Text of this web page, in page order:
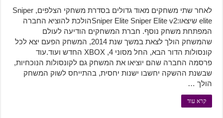
לאחר שתי משחקים מאוד גדולים בסדרת משחקי הצלפים, Sniper
elite שיצאו:Sniper Elite Sniper Elite v2הולכת להוציא החברה
המפתחת משחק נוסף. חברת המשחקים הודיעה לעולם
שהמשחק הולך לצאת במשך שנת 2014, המשחק הפעם יצא לכל
קונסולות הדור הבא, החל מסוני 4, XBOX החדש ועוד.עוד
פרסמה החברה שהם יוציאו את המשחק גם לקונסולות הנוכחיות,
שבשנת ההשקה יחשבו ישנות יחסית, בהתייחס לשוק המשחק
הולך …
קרא עוד